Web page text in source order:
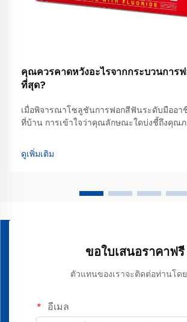
คุณควรคาดหวังอะไรจากกระบวนการ
ที่สุด?
เมื่อพิจารณาโซลูชันการฟอกสีฟันระดับมืออา
ที่บ้าน การเข้าใจว่าคุณลักษณะใดบ่งชี้ถึงคุณภ
ตัดสินใจได้อย่างมีข้อมูลประกอบ กระบวนกา
นั้นผสานรวมองค์ความรู้ทางวิทยาศาสตร์ที่ได้
ดูเพิ่มเติม
ขอใบเสนอราคาฟรี
ตัวแทนของเราจะติดต่อท่านโดย
อีเมล